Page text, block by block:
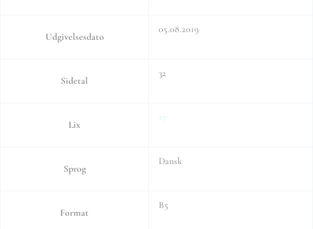
Udgivelsesdato
05.08.2019
Sidetal
32
Lix
17
Sprog
Dansk
Format
B5